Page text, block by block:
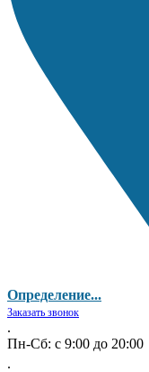
Определение...
Заказать звонок
.
Пн-Сб: с 9:00 до 20:00
.